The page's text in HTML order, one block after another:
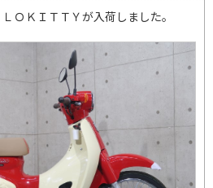
ＯＫＩＴＴＹが入荷しました。